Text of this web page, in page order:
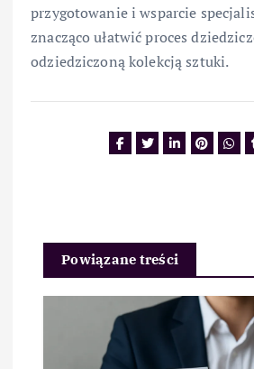
przygotowanie i wsparcie
znacząco ułatwić proces
odziedziczoną kolekcją sztuki.
Powiązane treści